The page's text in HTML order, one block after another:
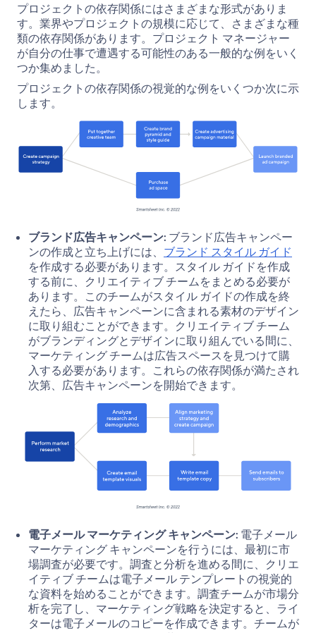
プロジェクトの依存関係にはさまざまな形式がありま
す。業界やプロジェクトの規模に応じて、さまざまな種
類の依存関係があります。プロジェクト マネージャー
が自分の仕事で遭遇する可能性のある一般的な例をいく
つか集めました。
プロジェクトの依存関係の視覚的な例をいくつか次に示
します。
ブランド広告キャンペーン: ブランド広告キャンペー
ンの作成と立ち上げには、 ブランド スタイル ガイド
を作成する必要があります。スタイル ガイドを作成
する前に、クリエイティブ チームをまとめる必要が
あります。このチームがスタイル ガイドの作成を終
えたら、広告キャンペーンに含まれる素材のデザイン
に取り組むことができます。クリエイティブ チーム
がブランディングとデザインに取り組んでいる間に、
マーケティング チームは広告スペースを見つけて購
入する必要があります。これらの依存関係が満たされ
次第、広告キャンペーンを開始できます。
電子メール マーケティング キャンペーン: 電子メール
マーケティング キャンペーンを行うには、最初に市
場調査が必要です。調査と分析を進める間に、クリエ
イティブ チームは電子メール テンプレートの視覚的
な資料を始めることができます。調査チームが市場分
析を完了し、マーケティング戦略を決定すると、ライ
ターは電子メールのコピーを作成できます。チームが